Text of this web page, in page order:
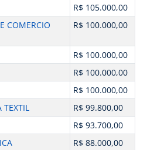
R$ 105.000,00
COMERCIO
R$ 100.000,00
R$ 100.000,00
R$ 100.000,00
R$ 100.000,00
TEXTIL
R$ 99.800,00
R$ 93.700,00
R$ 88.000,00